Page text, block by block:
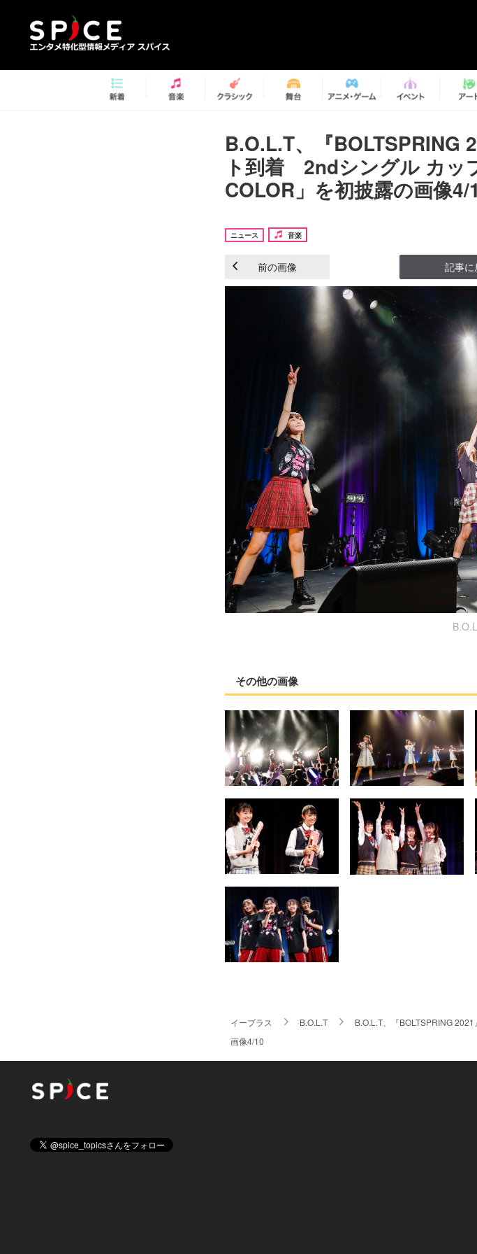
B.O.L.T、『BOLTSPRING
ト到着 2ndシングル カッ
COLOR」を初披露の画像4/
ニュース 音楽
前の画像 記事に
その他の画像
イープラス B.O.L.T
B.O.L.T、『BOLTSPRING
画像4/10